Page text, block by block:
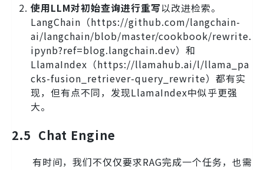
使用LLM对初始查询进行重写以改进检索。
LangChain（https://github.com/langchain-
ai/langchain/blob/master/cookbook/rewrite.
ipynb?ref=blog.langchain.dev）和
LlamaIndex（https://llamahub.ai/l/llama_pa
cks-fusion_retriever-query_rewrite）都有实
现，但有点不同，发现LlamaIndex中似乎更强
大。
2.5 Chat Engine
有时间，我们不仅仅要求RAG完成一个任务，也需